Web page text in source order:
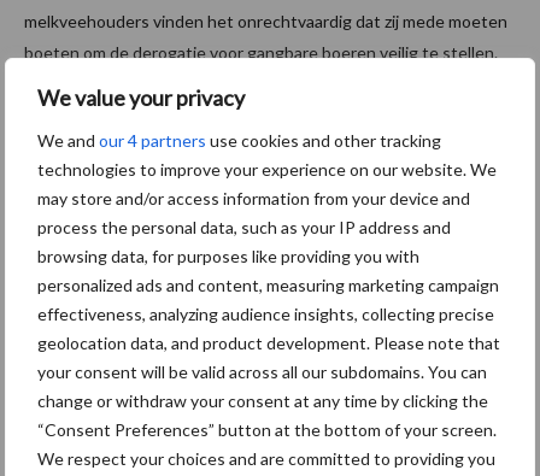
We value your privacy
We and our 4 partners use cookies and other tracking
technologies to improve your experience on our website. We
may store and/or access information from your device and
process the personal data, such as your IP address and
browsing data, for purposes like providing you with
personalized ads and content, measuring marketing campaign
effectiveness, analyzing audience insights, collecting precise
geolocation data, and product development. Please note that
your consent will be valid across all our subdomains. You can
change or withdraw your consent at any time by clicking the
“Consent Preferences” button at the bottom of your screen.
We respect your choices and are committed to providing you
melkveehouders vinden het onrechtvaardig dat zij mede moeten
boeten om de derogatie voor gangbare boeren veilig te stellen.
oplossing te bieden voor een probleem waar biologische boeren
feitelijk niet aan hebben bijdragen.
Ontzien
fosfaatrechten stelsel, dat per 2018 zou moeten ingaan. De
Tweede Kamer heeft besloten om de biologische
melkveehouderij alleen te ontzien in de generieke korting. Dit zou
betekenen dat biologische boeren die nu meer koeien hebben
dan op 2 juli 2015, alleen die extra koeien hoeven weg te doen en
niet 4 % extra hoeven te krimpen. De Eerste Kamer moet hier
nog mee instemmen.